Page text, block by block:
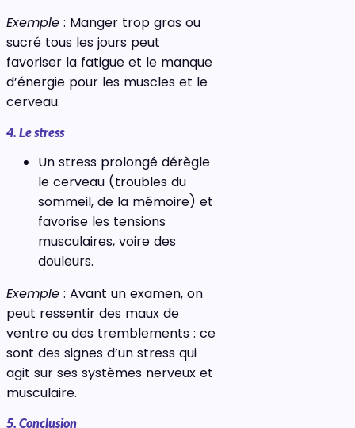
Exemple : Manger trop gras ou
sucré tous les jours peut
favoriser la fatigue et le manque
d’énergie pour les muscles et le
cerveau.
4. Le stress
Un stress prolongé dérègle
le cerveau (troubles du
sommeil, de la mémoire) et
favorise les tensions
musculaires, voire des
douleurs.
Exemple : Avant un examen, on
peut ressentir des maux de
ventre ou des tremblements : ce
sont des signes d’un stress qui
agit sur ses systèmes nerveux et
musculaire.
5. Conclusion